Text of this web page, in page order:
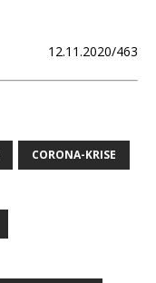
12.11.2020/463
CORONA-KRISE